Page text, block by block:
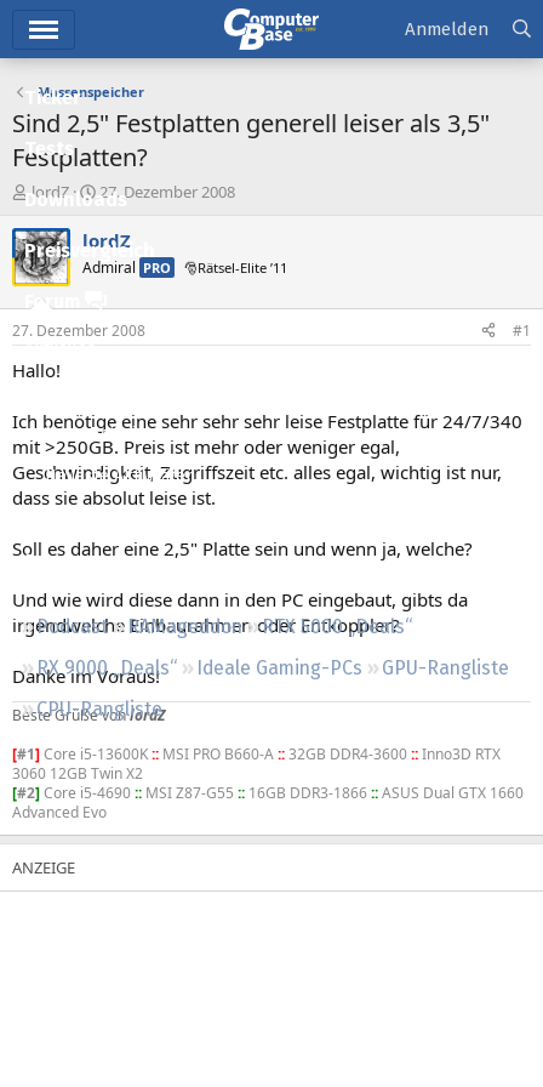
Ticker
Tests
Downloads
Preisvergleich
Forum
Aktuelles
Neue Beiträge
Neueste Aktivitäten
Regeln
Podcast RAMageddon
RTX 5000 „Deals“
RX 9000 „Deals“
Ideale Gaming-PCs
GPU-Rangliste
CPU-Rangliste
Anmelden
Massenspeicher
Sind 2,5" Festplatten generell leiser als 3,5"
Festplatten?
E
r
s
t
e
e
r
lordZ
E
r
s
t
e
t
27. Dezember 2008
lordZ
Admiral PRO 🎅Rätsel-Elite ’11
27. Dezember 2008 #1
Hallo!
Ich benötige eine sehr sehr sehr leise Festplatte für 24/7/340
mit >250GB. Preis ist mehr oder weniger egal,
Geschwindigkeit, Zugriffszeit etc. alles egal, wichtig ist nur,
dass sie absolut leise ist.
Soll es daher eine 2,5" Platte sein und wenn ja, welche?
Und wie wird diese dann in den PC eingebaut, gibts da
irgendwelche Einbaurahmen oder Entkoppler?
Danke im Voraus!
Beste Grüße vonlordZ
[#1]Core i5-13600K:: MSI PRO B660-A::32GB DDR4-3600::Inno3D RTX
3060 12GB Twin X2
[#2]Core i5-4690:: MSI Z87-G55 :: 16GB DDR3-1866::ASUS Dual GTX 1660
Advanced Evo